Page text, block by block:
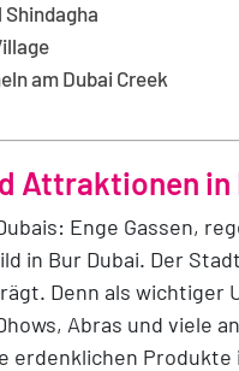
Shindagha
am Dubai Creek
Attraktionen in
Enge Gassen,
in Bur Dubai. Der
Denn als wichtiger
Abras und viele
erdenklichen